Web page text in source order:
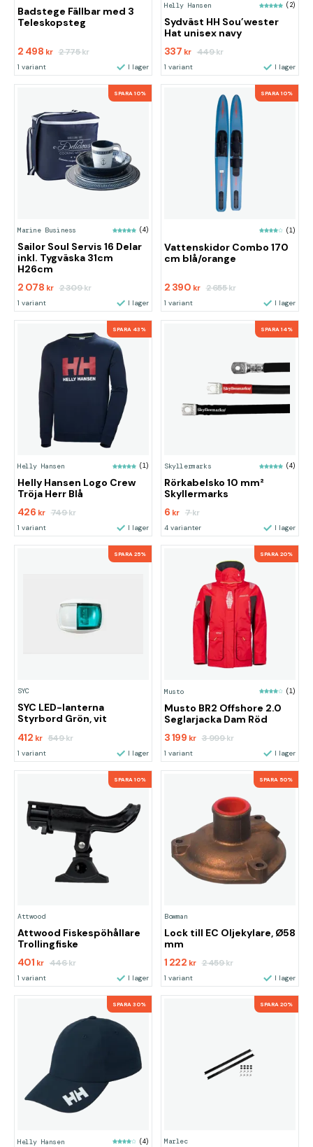
Badstege Fällbar med 3
Teleskopsteg
2 498 kr 2 775kr
1 variant I lager
Helly Hansen (2)
Sydväst HH Sou’wester
Hat unisex navy
337 kr 449kr
1 variant I lager
SPARA 10%
Marine Business (4)
Sailor Soul Servis 16 Delar
inkl. Tygväska 31cm
H26cm
2 078 kr 2 309kr
1 variant I lager
SPARA 10%
(1)
Vattenskidor Combo 170
cm blå/orange
2 390 kr 2 655kr
1 variant I lager
SPARA 43%
Helly Hansen (1)
Helly Hansen Logo Crew
Tröja Herr Blå
426 kr 749kr
1 variant I lager
SPARA 14%
Skyllermarks (4)
Rörkabelsko 10 mm²
Skyllermarks
6 kr 7kr
4 varianter I lager
SPARA 25%
SYC
SYC LED-lanterna
Styrbord Grön, vit
412 kr 549kr
1 variant I lager
SPARA 20%
Musto (1)
Musto BR2 Offshore 2.0
Seglarjacka Dam Röd
3 199 kr 3 999kr
1 variant I lager
SPARA 10%
Attwood
Attwood Fiskespöhållare
Trollingfiske
401 kr 446kr
1 variant I lager
SPARA 50%
Bowman
Lock till EC Oljekylare, Ø58
mm
1 222 kr 2 459kr
1 variant I lager
SPARA 30%
Helly Hansen (4)
SPARA 20%
Marlec